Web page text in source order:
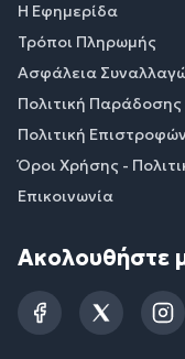
Η Εφημερίδα
Τρόποι Πληρωμής
Ασφάλεια
Πολιτική Παράδοσης
Πολιτική
Όροι Χρήσης -
Επικοινωνία
Ακολουθήστε
FacebookTwitter